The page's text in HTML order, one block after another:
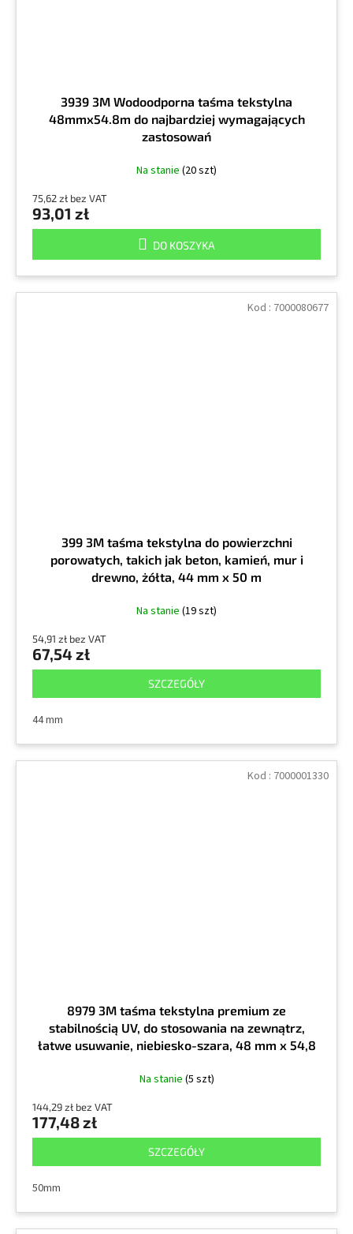
3939 3M Wodoodporna taśma tekstylna
48mmx54.8m do najbardziej wymagających
zastosowań
Na stanie (20 szt)
75,62 zł bez VAT
93,01 zł
DO KOSZYKA
399 3M taśma tekstylna do powierzchni
porowatych, takich jak beton, kamień, mur i
drewno, żółta, 44 mm x 50 m
Na stanie (19 szt)
54,91 zł bez VAT
67,54 zł
SZCZEGÓŁY
44 mm
Kod : 7000080677
8979 3M taśma tekstylna premium ze
stabilnością UV, do stosowania na zewnątrz,
łatwe usuwanie, niebiesko-szara, 48 mm x 54,8
Na stanie (5 szt)
144,29 zł bez VAT
177,48 zł
SZCZEGÓŁY
50mm
Kod : 7000001330